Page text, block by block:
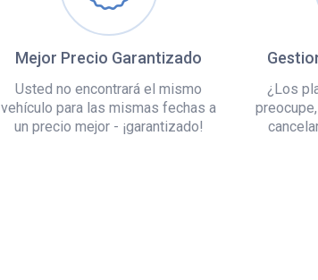
Mejor Precio Garantizado
Usted no encontrará el mismo
vehículo para las mismas fechas a
un precio mejor - ¡garantizado!
¿Los